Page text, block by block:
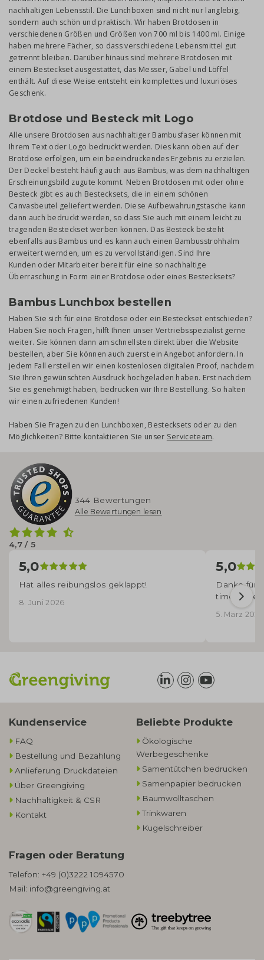
nachhaltigen Lebensstil. Die Lunchboxen sind nicht nur langlebig,
sondern auch schön und praktisch. Wir haben Brotdosen in
verschiedenen Größen und Größen von 700 ml bis 1400 ml. Einige
haben mehrere Fächer, so dass verschiedene Lebensmittel gut
getrennt bleiben. Darüber hinaus sind mehrere Brotdosen mit
einem Besteckset ausgestattet, das Messer, Gabel und Löffel
enthält. Auf diese Weise entsteht ein komplettes und luxuriöses
Geschenk.
Brotdose und Besteck mit Logo
Alle unsere Brotdosen aus nachhaltiger Bambusfaser können mit
Ihrem Text oder Logo bedruckt werden. Dies kann oben auf der
Brotdose erfolgen, um ein beeindruckendes Ergebnis zu erzielen.
Der Deckel besteht häufig auch aus Bambus, was dem nachhaltigen
Erscheinungsbild zugute kommt. Neben Brotdosen mit oder ohne
Besteck gibt es auch Bestecksets, die in einem schönen
Canvasbeutel geliefert werden. Diese Aufbewahrungstasche kann
dann auch bedruckt werden, so dass Sie auch mit einem leicht zu
tragenden Besteckset werben können. Das Besteck besteht
ebenfalls aus Bambus und es kann auch einen Bambusstrohhalm
erweitert wernden, um es zu vervollständigen. Sind Ihre
Kunden oder Mitarbeiter bereit für eine so nachhaltige
Überraschung in Form einer Brotdose oder eines Bestecksets?
Bambus Lunchbox bestellen
Haben Sie sich für eine Brotdose oder ein Besteckset entschieden?
Haben Sie noch Fragen, hilft Ihnen unser Vertriebsspezialist gerne
weiter. Sie können dann am schnellsten direkt über die Website
bestellen, aber Sie können auch zuerst ein Angebot anfordern. In
jedem Fall erstellen wir einen kostenlosen digitalen Proof, nachdem
Sie Ihren gewünschten Ausdruck hochgeladen haben. Erst nachdem
Sie es genehmigt haben, bedrucken wir Ihre Bestellung. So halten
wir einen zufriedenen Kunden!
Haben Sie Fragen zu den Lunchboxen, Bestecksets oder zu den
Möglichkeiten? Bitte kontaktieren Sie unser Serviceteam.
4,7 / 5
344 Bewertungen
Alle Bewertungen lesen
5,0
Hat alles reibungslos geklappt!
8. Juni 2026
5,0
Danke für
time
5. März 2026
Kundenservice
FAQ
Bestellung und Bezahlung
Anlieferung Druckdateien
Über Greengiving
Nachhaltigkeit & CSR
Kontakt
Beliebte Produkte
Ökologische
Werbegeschenke​
Samentütchen bedrucken
Samenpapier bedrucken
Baumwolltaschen​
Trinkwaren
Kugelschreiber
Fragen oder Beratung
Telefon: +49 (0)3222 1094570
Mail: info@greengiving.at